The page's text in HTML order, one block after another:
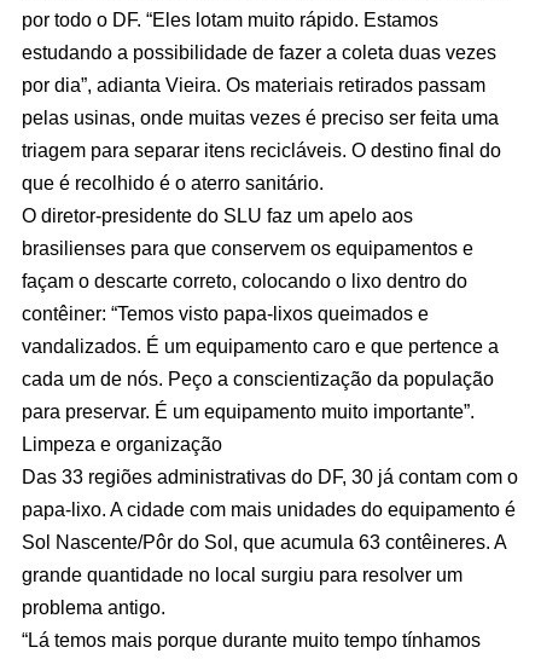
por todo o DF. “Eles lotam muito rápido. Estamos
estudando a possibilidade de fazer a coleta duas vezes
por dia”, adianta Vieira. Os materiais retirados passam
pelas usinas, onde muitas vezes é preciso ser feita uma
triagem para separar itens recicláveis. O destino final do
que é recolhido é o aterro sanitário.
O diretor-presidente do SLU faz um apelo aos
brasilienses para que conservem os equipamentos e
façam o descarte correto, colocando o lixo dentro do
contêiner: “Temos visto papa-lixos queimados e
vandalizados. É um equipamento caro e que pertence a
cada um de nós. Peço a conscientização da população
para preservar. É um equipamento muito importante”.
Limpeza e organização
Das 33 regiões administrativas do DF, 30 já contam com o
papa-lixo. A cidade com mais unidades do equipamento é
Sol Nascente/Pôr do Sol, que acumula 63 contêineres. A
grande quantidade no local surgiu para resolver um
problema antigo.
“Lá temos mais porque durante muito tempo tínhamos